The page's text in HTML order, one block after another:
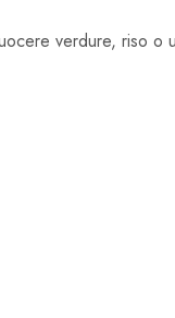
verdure, riso o